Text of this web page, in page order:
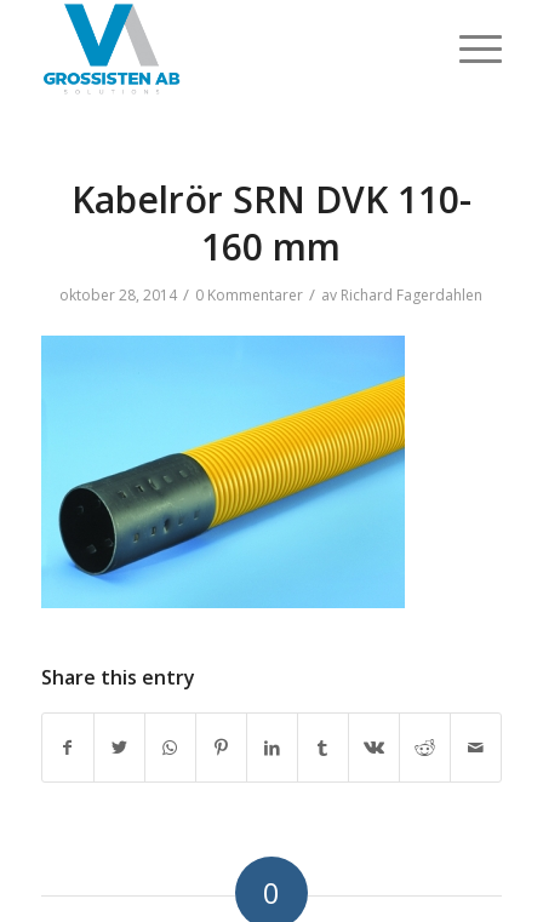
Kabelrör SRN DVK 110-
160 mm
oktober 28, 2014 / 0 Kommentarer / av Richard Fagerdahlen
Share this entry
0